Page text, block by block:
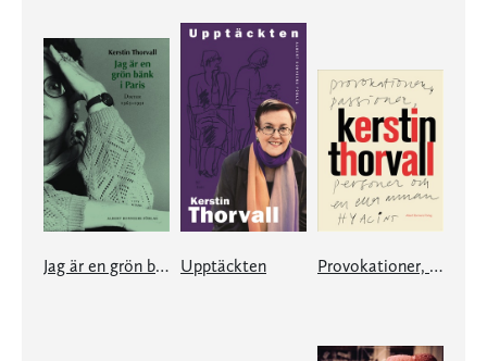
Jag är en grön bänk i Paris Upptäckten Provokationer, Passioner, Personer och en eller annan hyacint